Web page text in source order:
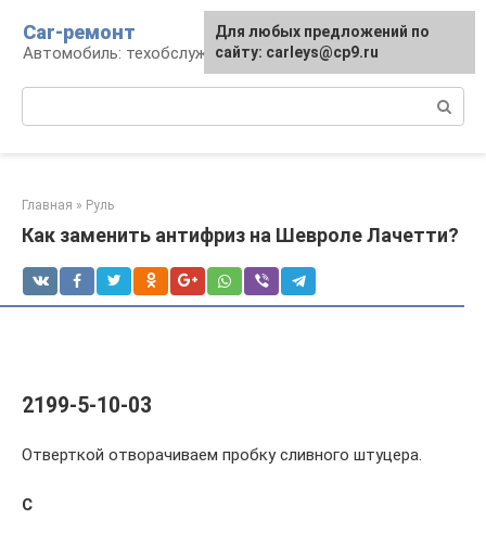
контенту
Car-ремонт
Автомобиль: техобслуживание и ремонт
Главная » Руль
Как заменить антифриз на Шевроле Лачетти?
2199-5-10-03
Отверткой отворачиваем пробку сливного штуцера.
С
Для любых предложений по
сайту: carleys@cp9.ru